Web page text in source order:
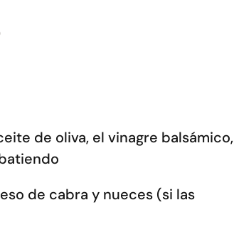
de oliva, el vinagre balsámico,
de cabra y nueces (si las